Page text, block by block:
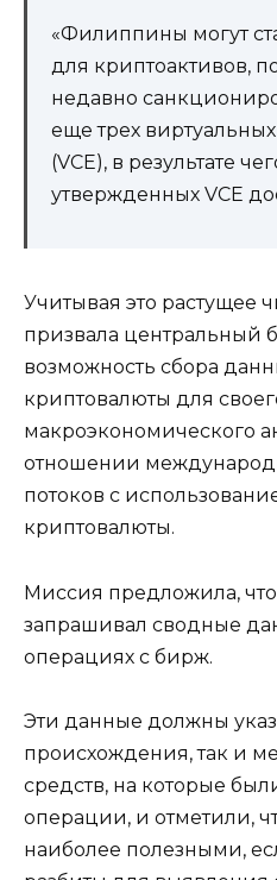
«Филиппины могут
для криптоактивов,
недавно
еще трех
(VCE), в результате
утвержденных VCE
Учитывая это растущее
призвала центральный
возможность сбора
криптовалюты для
макроэкономического
отношении
потоков с
криптовалюты.
Миссия предложила,
запрашивал сводные
операциях с бирж.
Эти данные должны
происхождения, так и
средств, на которые
операции, и отметили,
наиболее полезными,